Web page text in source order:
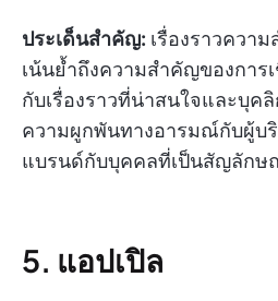
ประเด็นสำคัญ: เรื่องราวควา
เน้นย้ำถึงความสำคัญของกา
กับเรื่องราวที่น่าสนใจและบุค
ความผูกพันทางอารมณ์กับผู้บ
แบรนด์กับบุคคลที่เป็นสัญลักษ
5. แอปเปิล